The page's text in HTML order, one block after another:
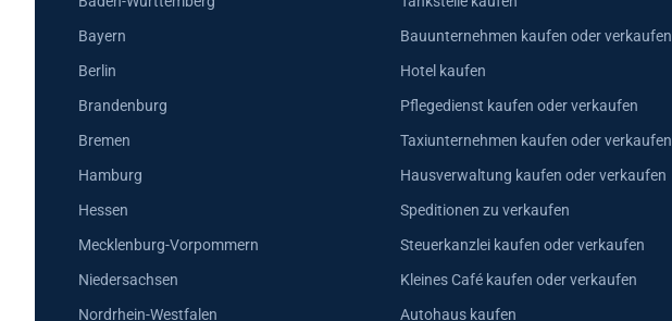
Bayern
Berlin
Brandenburg
Bremen
Hamburg
Hessen
Mecklenburg-Vorpommern
Niedersachsen
Nordrhein-Westfalen
Bauunternehmen kaufen oder verkaufen
Hotel kaufen
Pflegedienst kaufen oder verkaufen
Taxiunternehmen kaufen oder verkaufen
Hausverwaltung kaufen oder verkaufen
Speditionen zu verkaufen
Steuerkanzlei kaufen oder verkaufen
Kleines Café kaufen oder verkaufen
Autohaus kaufen